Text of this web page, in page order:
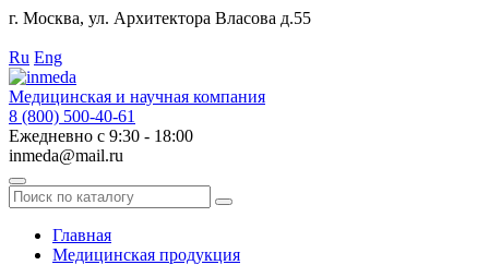
г. Москва, ул. Архитектора Власова д.55
Ru Eng
Медицинская и научная компания
8 (800) 500-40-61
Ежедневно с 9:30 - 18:00
inmeda@mail.ru
Поиск
по
каталогуГлавная
Медицинская продукция